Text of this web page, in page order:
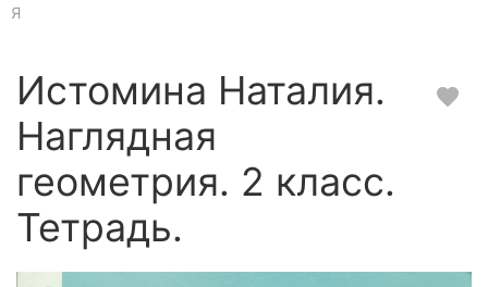
Я
Истомина Наталия.
Наглядная
геометрия. 2 класс.
Тетрадь.